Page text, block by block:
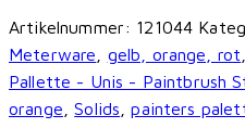
Unis
-
Peach
Menge
Artikelnummer: 121044
Meterware
gelb, orange, rot
Pallette - Unis - Paintbrush
orange ,Solids ,painters